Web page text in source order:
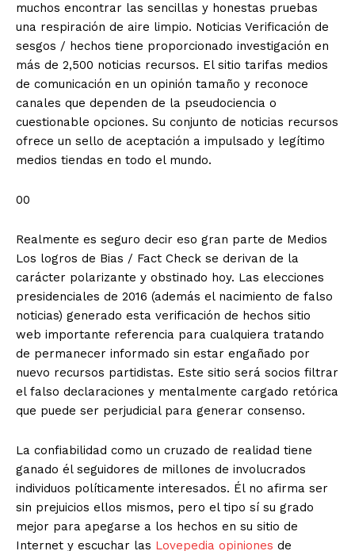
muchos encontrar las sencillas y honestas pruebas
una respiración de aire limpio. Noticias Verificación de
sesgos / hechos tiene proporcionado investigación en
más de 2,500 noticias recursos. El sitio tarifas medios
de comunicación en un opinión tamaño y reconoce
canales que dependen de la pseudociencia o
cuestionable opciones. Su conjunto de noticias recursos
ofrece un sello de aceptación a impulsado y legítimo
medios tiendas en todo el mundo.
00
Realmente es seguro decir eso gran parte de Medios
Los logros de Bias / Fact Check se derivan de la
carácter polarizante y obstinado hoy. Las elecciones
presidenciales de 2016 (además el nacimiento de falso
noticias) generado esta verificación de hechos sitio
web importante referencia para cualquiera tratando
de permanecer informado sin estar engañado por
nuevo recursos partidistas. Este sitio será socios filtrar
el falso declaraciones y mentalmente cargado retórica
que puede ser perjudicial para generar consenso.
La confiabilidad como un cruzado de realidad tiene
ganado él seguidores de millones de involucrados
individuos políticamente interesados. Él no afirma ser
sin prejuicios ellos mismos, pero el tipo sí su grado
mejor para apegarse a los hechos en su sitio de
Internet y escuchar las Lovepedia opiniones de